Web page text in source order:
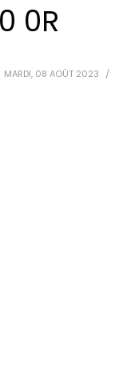
0R
MARDI, 08 AOÛT 2023
/